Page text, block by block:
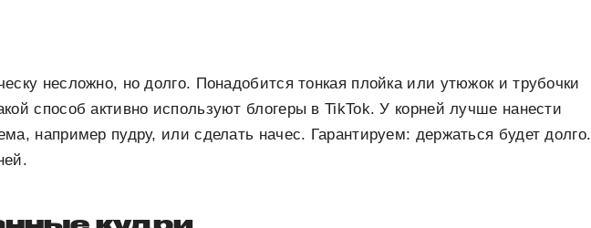
несложно, но долго. Понадобится тонкая плойка или утюжок и трубочки
способ активно используют блогеры в TikTok. У корней лучше нанести
например пудру, или сделать начес. Гарантируем: держаться будет долго.